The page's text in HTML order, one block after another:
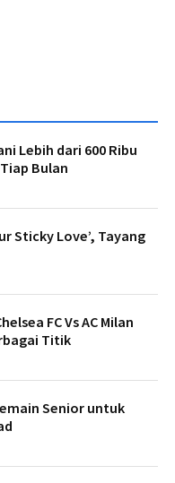
Lebih dari 600 Ribu
Bulan
Sticky Love’, Tayang
FC Vs AC Milan
Titik
Senior untuk